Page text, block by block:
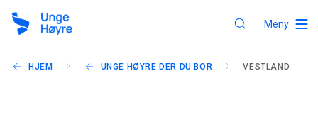
Meny
HJEM UNGE HØYRE DER DU BOR VESTLAND